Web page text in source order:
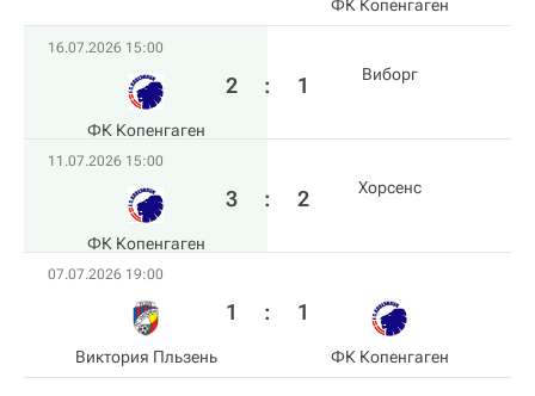
ФК Копенгаген
16.07.2026 15:00
ФК Копенгаген
2 : 1 Виборг
11.07.2026 15:00
ФК Копенгаген
3 : 2 Хорсенс
07.07.2026 19:00
Виктория Пльзень
1 : 1
ФК Копенгаген